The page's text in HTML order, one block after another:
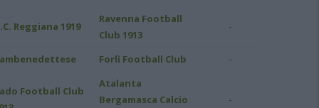
Reggiana 1919
Ravenna Football
Club 1913
-
Forlì Football Club -
Football Club
Atalanta
Bergamasca Calcio
-